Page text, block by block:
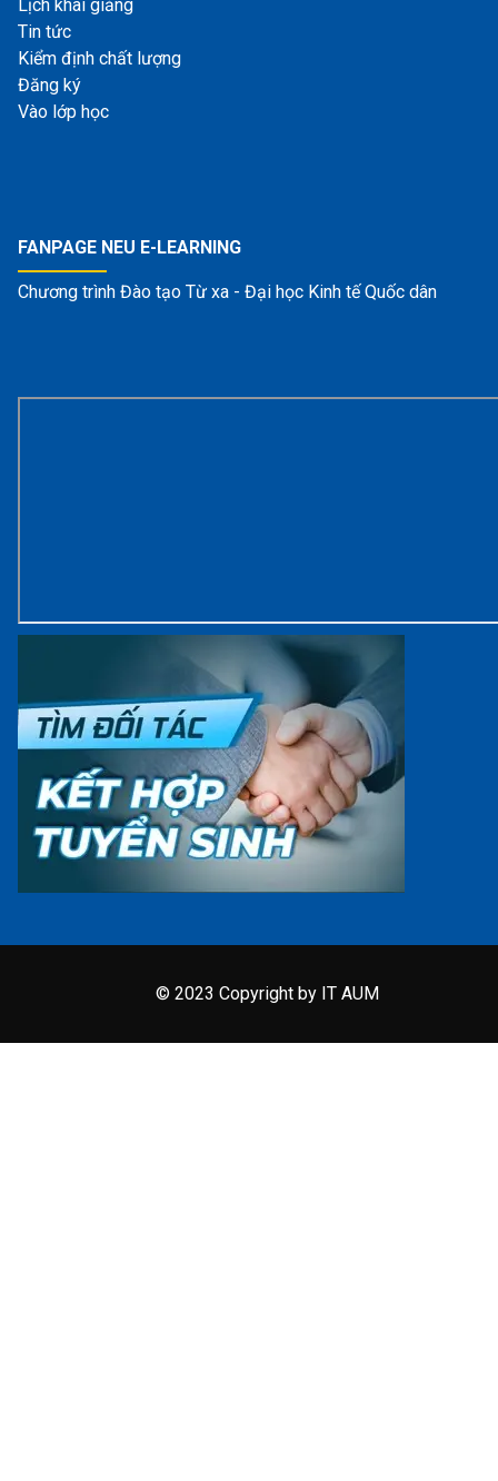
Lịch khai giảng
Tin tức
Kiểm định chất lượng
Đăng ký
Vào lớp học
FANPAGE NEU E-LEARNING
Chương trình Đào tạo Từ xa - Đại học Kinh tế Quốc dân
© 2023 Copyright by IT AUM